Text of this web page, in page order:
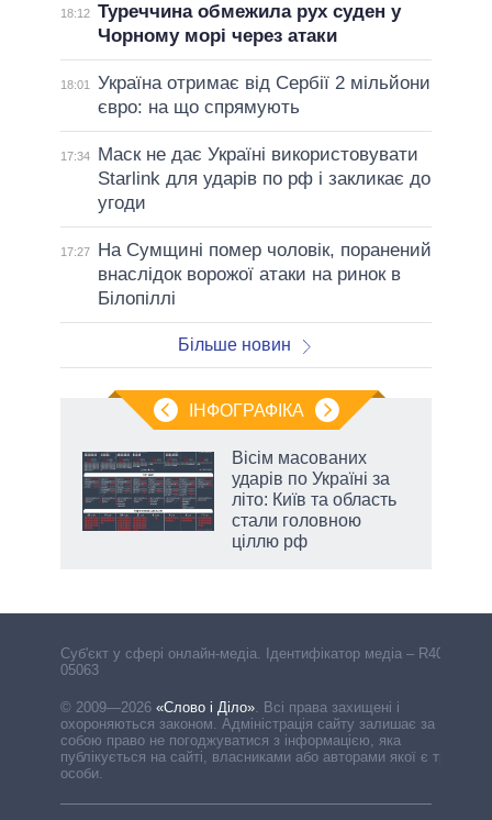
18:12 Туреччина обмежила рух суден у
Чорному морі через атаки
18:01
Україна отримає від Сербії 2 мільйони
євро: на що спрямують
17:34
Маск не дає Україні використовувати
Starlink для ударів по рф і закликає до
угоди
17:27
На Сумщині помер чоловік, поранений
внаслідок ворожої атаки на ринок в
Білопіллі
Більше новин
ІНФОГРАФІКА
Вісім масованих
ударів по Україні за
літо: Київ та область
стали головною
ціллю рф
Cуб'єкт у сфері онлайн-медіа. Ідентифікатор медіа – R40-
05063
© 2009—2026 «Слово і Діло». Всі права захищені і
охороняються законом. Адміністрація сайту залишає за
собою право не погоджуватися з інформацією, яка
публікується на сайті, власниками або авторами якої є треті
особи.